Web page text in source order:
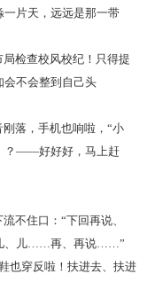
片天，远远是那一带
检查校风校纪！只得提
不会整到自己头
落，手机也响啦，“小
？——好好好，马上赶
住口：“下回再说、
、儿……再、再说……”
穿反啦！扶进去、扶进